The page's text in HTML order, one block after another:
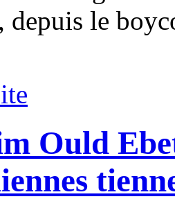
depuis le
Ould